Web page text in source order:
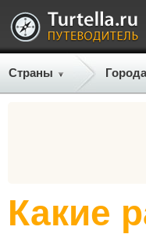
Страны Города
Какие